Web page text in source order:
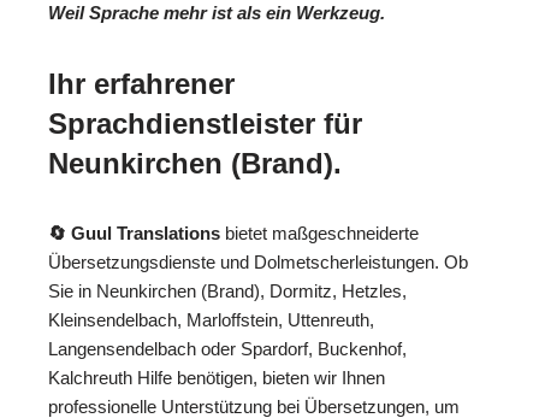
Weil Sprache mehr ist als ein Werkzeug.
Ihr erfahrener
Sprachdienstleister für
Neunkirchen (Brand).
🔄 Guul Translations bietet maßgeschneiderte
Übersetzungsdienste und Dolmetscherleistungen. Ob
Sie in Neunkirchen (Brand), Dormitz, Hetzles,
Kleinsendelbach, Marloffstein, Uttenreuth,
Langensendelbach oder Spardorf, Buckenhof,
Kalchreuth Hilfe benötigen, bieten wir Ihnen
professionelle Unterstützung bei Übersetzungen, um